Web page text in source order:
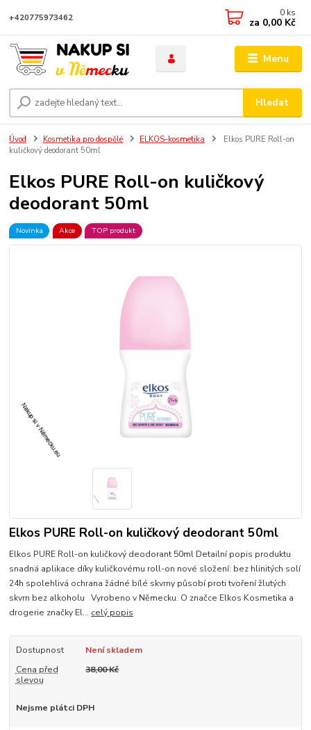
Menu
Hledat
+420775973462 0 ks
za 0,00 Kč
Úvod Kosmetika pro dospělé ELKOS-kosmetika
Elkos PURE Roll-on
kuličkový deodorant 50ml
Elkos PURE Roll-on kuličkový
deodorant 50ml
Novinka Akce TOP produkt
Elkos PURE Roll-on kuličkový deodorant 50ml
Elkos PURE Roll-on kuličkový deodorant 50ml Detailní popis produktu
snadná aplikace díky kuličkovému roll-on nové složení: bez hlinitých solí
24h spolehlivá ochrana žádné bílé skvrny působí proti tvoření žlutých
skvrn bez alkoholu Vyrobeno v Německu. O značce Elkos Kosmetika a
drogerie značky El... celý popis
Dostupnost
Není skladem
Cena před
slevou
38,00 Kč
Nejsme plátci DPH